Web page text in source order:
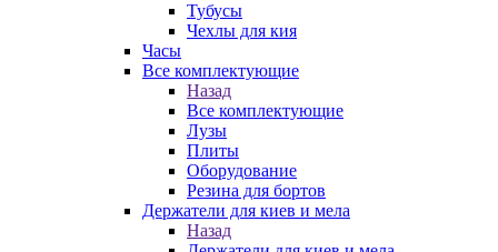
Тубусы
Чехлы для кия
Часы
Все комплектующие
Назад
Все комплектующие
Лузы
Плиты
Оборудование
Резина для бортов
Держатели для киев и мела
Назад